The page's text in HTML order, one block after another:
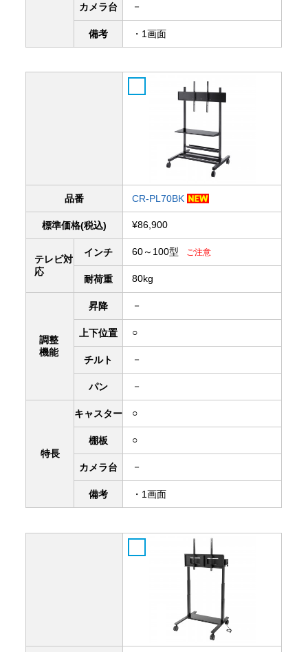
カメラ台 －
備考 ・1画面
品番 CR-PL70BK
標準価格(税込) ¥86,900
テレビ対
応
インチ 60～100型 ご注意
耐荷重 80kg
調整
機能
昇降 －
上下位置 ○
チルト －
パン －
特長
キャスター ○
棚板 ○
カメラ台 －
備考 ・1画面